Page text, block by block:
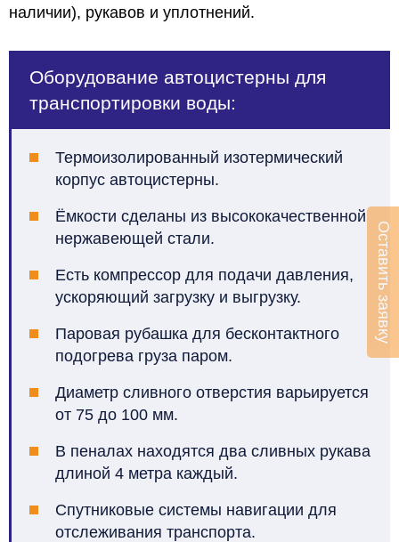
наличии), рукавов и уплотнений.
Оборудование автоцистерны для
транспортировки воды:
Термоизолированный изотермический
корпус автоцистерны.
Ёмкости сделаны из высококачественной
нержавеющей стали.
Есть компрессор для подачи давления,
ускоряющий загрузку и выгрузку.
Паровая рубашка для бесконтактного
подогрева груза паром.
Диаметр сливного отверстия варьируется
от 75 до 100 мм.
В пеналах находятся два сливных рукава
длиной 4 метра каждый.
Спутниковые системы навигации для
отслеживания транспорта.
Оставить заявку